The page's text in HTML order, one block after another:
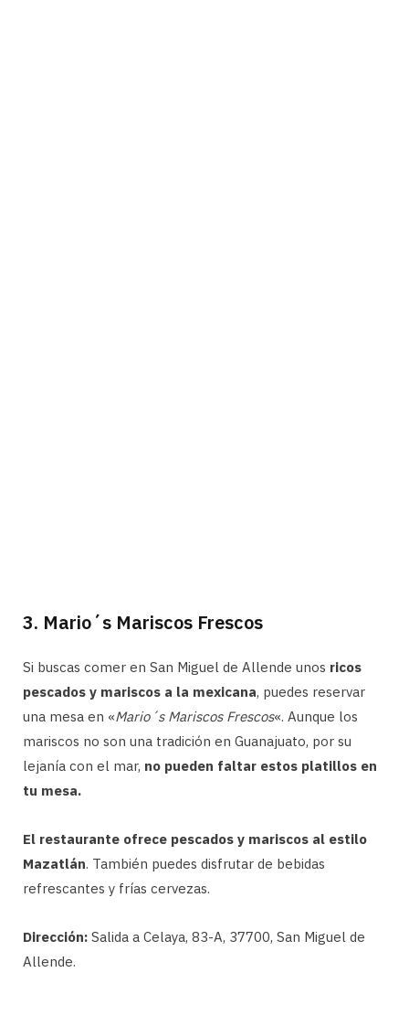
3. Mario´s Mariscos Frescos
Si buscas comer en San Miguel de Allende unos ricos
pescados y mariscos a la mexicana, puedes reservar
una mesa en «Mario´s Mariscos Frescos«. Aunque los
mariscos no son una tradición en Guanajuato, por su
lejanía con el mar, no pueden faltar estos platillos en
tu mesa.
El restaurante ofrece pescados y mariscos al estilo
Mazatlán. También puedes disfrutar de bebidas
refrescantes y frías cervezas.
Dirección: Salida a Celaya, 83-A, 37700, San Miguel de
Allende.